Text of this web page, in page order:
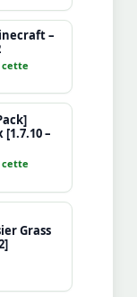
–
cette
–
cette
Grass